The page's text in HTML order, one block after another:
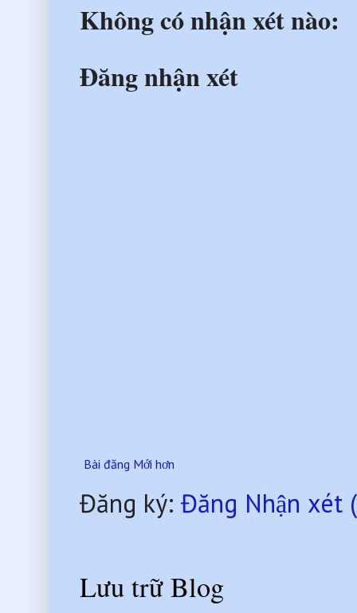
Không có nhận xét nào:
Đăng nhận xét
Bài đăng Mới hơn
Đăng ký:Đăng Nhận xét
Lưu trữ Blog